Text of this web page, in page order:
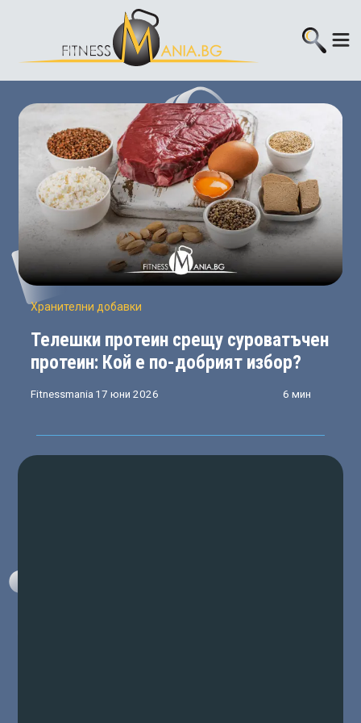
Хранителни добавки
Телешки протеин срещу суроватъчен
протеин: Кой е по-добрият избор?
Fitnessmania 17 юни 2026 6 мин